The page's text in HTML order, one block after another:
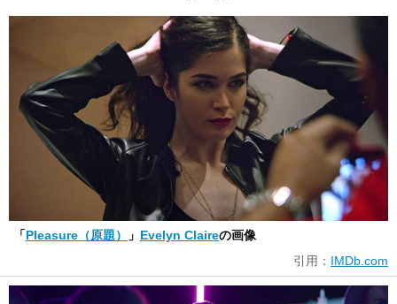
「Pleasure（原題） 」 Evelyn Claireの画像
引用： IMDb.com